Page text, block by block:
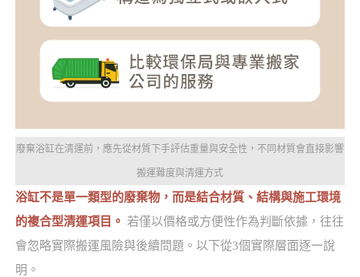
廢棄浴缸在清運前，應先從材質下手評估重量與安全性，不同材質會直接影響
搬運難度與清運方式
浴缸不是單一類型的廢棄物，而是結合材質、結構與施工環境
的複合型清運項目。 若僅以價格或方便性作為判斷依據，往往
會忽略實際搬運風險與後續問題。以下從3個實際層面逐一說
明。